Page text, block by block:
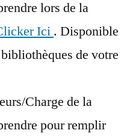
lors de la
Ici . Disponible
de votre
Charge de la
pour remplir